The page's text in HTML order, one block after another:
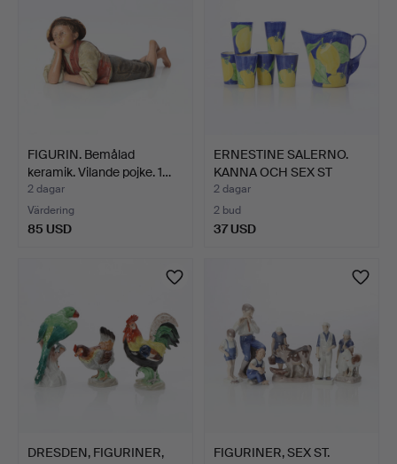
FIGURIN. Bemålad
keramik. Vilande pojke. 1…
2 dagar
Värdering
85 USD
ERNESTINE SALERNO.
KANNA OCH SEX ST
MUGGAR…
2 dagar
2 bud
37 USD
DRESDEN, FIGURINER,
FIGURINER, SEX ST.